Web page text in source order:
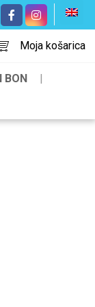
Moja košarica
BON